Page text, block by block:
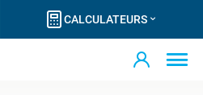
CALCULATEURS